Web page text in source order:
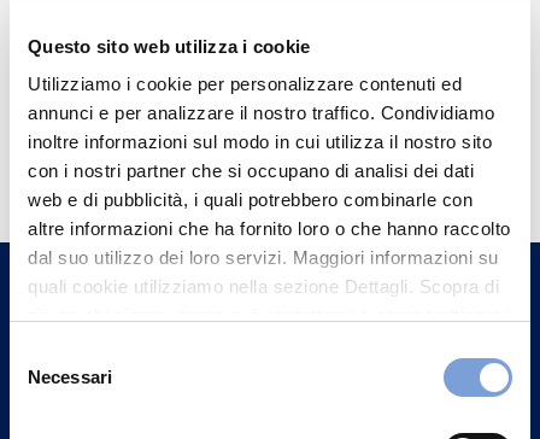
Questo sito web utilizza i cookie
Utilizziamo i cookie per personalizzare contenuti ed
annunci e per analizzare il nostro traffico. Condividiamo
inoltre informazioni sul modo in cui utilizza il nostro sito
con i nostri partner che si occupano di analisi dei dati
web e di pubblicità, i quali potrebbero combinarle con
altre informazioni che ha fornito loro o che hanno raccolto
dal suo utilizzo dei loro servizi. Maggiori informazioni su
quali cookie utilizziamo nella sezione Dettagli. Scopra di
può trovare nel footer del sito nella sezione "Informativa
delNecessari
Hai bisogno di
informazioni?
Trova l'Agenzia più vicina a te e parla con
un nostro Agente.
Contattaci